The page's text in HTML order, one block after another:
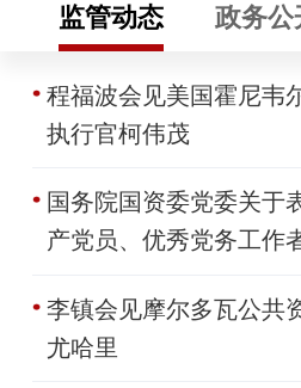
监管动态 政务公
程福波会见美国霍尼韦
执行官柯伟茂
国务院国资委党委关于
产党员、优秀党务工作
李镇会见摩尔多瓦公共
尤哈里